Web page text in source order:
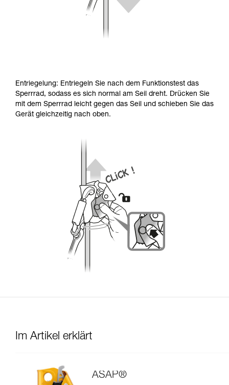
Entriegelung: Entriegeln Sie nach dem Funktionstest das
Sperrrad, sodass es sich normal am Seil dreht. Drücken Sie
mit dem Sperrrad leicht gegen das Seil und schieben Sie das
Gerät gleichzeitig nach oben.
Im Artikel erklärt
ASAP®